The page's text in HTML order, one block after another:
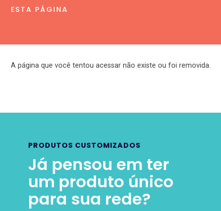
ESTA PÁGINA
A página que você tentou acessar não existe ou foi removida.
PRODUTOS CUSTOMIZADOS
Já pensou em ter
um produto único
para sua rede?